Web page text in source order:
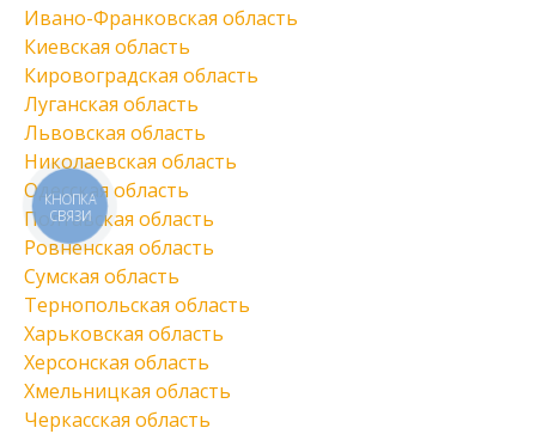
Ивано-Франковская область
Киевская область
Кировоградская область
Луганская область
Львовская область
Николаевская область
Одесская область
Полтавская область
Ровненская область
Сумская область
Тернопольская область
Харьковская область
Херсонская область
Хмельницкая область
Черкасская область
КНОПКА
СВЯЗИ